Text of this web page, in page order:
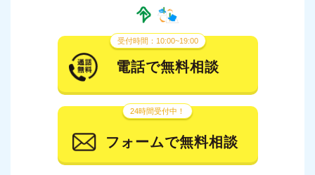
受付時間：10:00~19:00
電話で無料相談
24時間受付中！
フォームで無料相談